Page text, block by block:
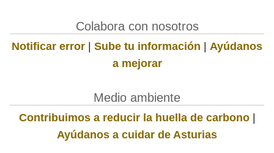
Colabora con nosotros
Notificar error | Sube tu información | Ayúdanos
a mejorar
Medio ambiente
Contribuimos a reducir la huella de carbono|
Ayúdanos a cuidar de Asturias